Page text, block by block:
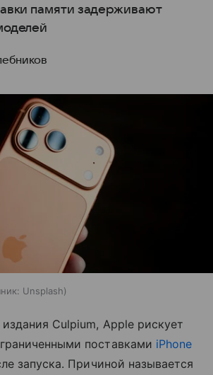
памяти задерживают
Unsplash
издания Culpium, Apple рискует
поставками iPhone
запуска. Причиной называется